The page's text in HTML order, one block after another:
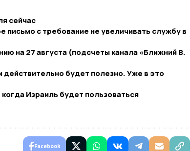
сейчас
письмо с требование не увеличивать службу в
на 27 августа (подсчеты канала «Ближний В.
будет полезно. Уже в это
Израиль будет пользоваться
Facebook